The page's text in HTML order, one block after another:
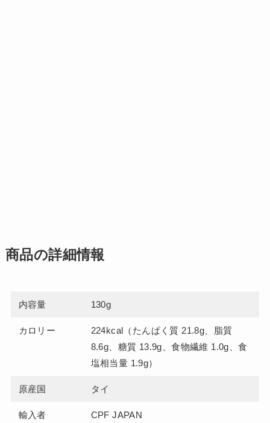
商品の詳細情報
内容量 130g
カロリー
224kcal（たんぱく質 21.8g、脂質
8.6g、糖質 13.9g、食物繊維 1.0g、食
塩相当量 1.9g）
原産国 タイ
輸入者 CPF JAPAN